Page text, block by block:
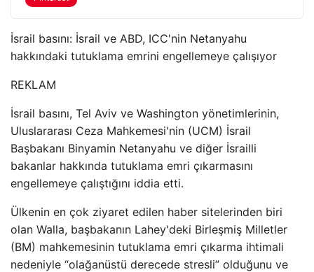
İsrail basını: İsrail ve ABD, ICC'nin Netanyahu
hakkındaki tutuklama emrini engellemeye çalışıyor
REKLAM
İsrail basını, Tel Aviv ve Washington yönetimlerinin,
Uluslararası Ceza Mahkemesi'nin (UCM) İsrail
Başbakanı Binyamin Netanyahu ve diğer İsrailli
bakanlar hakkında tutuklama emri çıkarmasını
engellemeye çalıştığını iddia etti.
Ülkenin en çok ziyaret edilen haber sitelerinden biri
olan Walla, başbakanın Lahey'deki Birleşmiş Milletler
(BM) mahkemesinin tutuklama emri çıkarma ihtimali
nedeniyle “olağanüstü derecede stresli” olduğunu ve